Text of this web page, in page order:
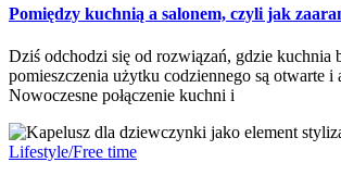
Pomiędzy kuchnią a salonem, czyli jak
Dziś odchodzi się od rozwiązań, gdzie kuchnia
pomieszczenia użytku codziennego są otwarte
Nowoczesne połączenie kuchni i
Lifestyle/Free time